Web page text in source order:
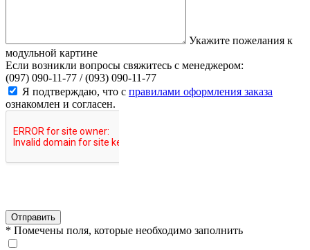
Укажите пожелания к
модульной картине
Если возникли вопросы свяжитесь с менеджером:
(097) 090-11-77 /(093) 090-11-77
Я подтверждаю, что с правилами оформления заказа
ознакомлен и согласен.
Отправить
* Помечены поля, которые необходимо заполнить